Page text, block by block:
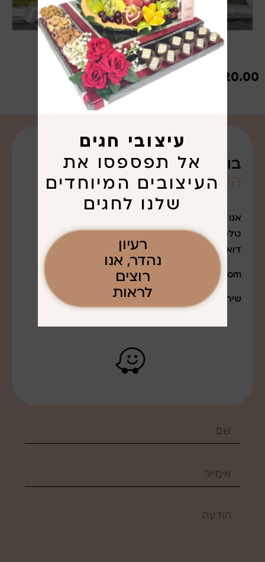
720.00
בואו נדבר על
הפריגוטשרציתם. . .
אנו נמצאים במודיעין עלית
טלפון: 052-7643888
דואר אלקטרוני:
q0527643888@gmail.com
שירות משלוחים לרב חלקי הארץ
עיצובי חגים
אל תפספסו את
העיצובים המיוחדים
שלנו לחגים
רעיון
נהדר, אנו
רוצים
לראות